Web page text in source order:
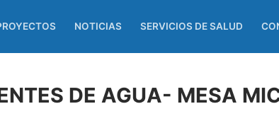
NOTICIAS SERVICIOS DE SALUD
DE AGUA- MESA